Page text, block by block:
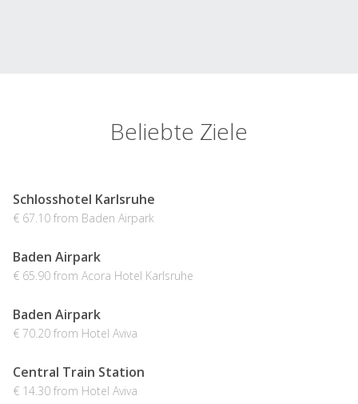
Beliebte Ziele
Schlosshotel Karlsruhe
€ 67.10 from Baden Airpark
Baden Airpark
€ 65.90 from Acora Hotel Karlsruhe
Baden Airpark
€ 70.20 from Hotel Aviva
Central Train Station
€ 14.30 from Hotel Aviva